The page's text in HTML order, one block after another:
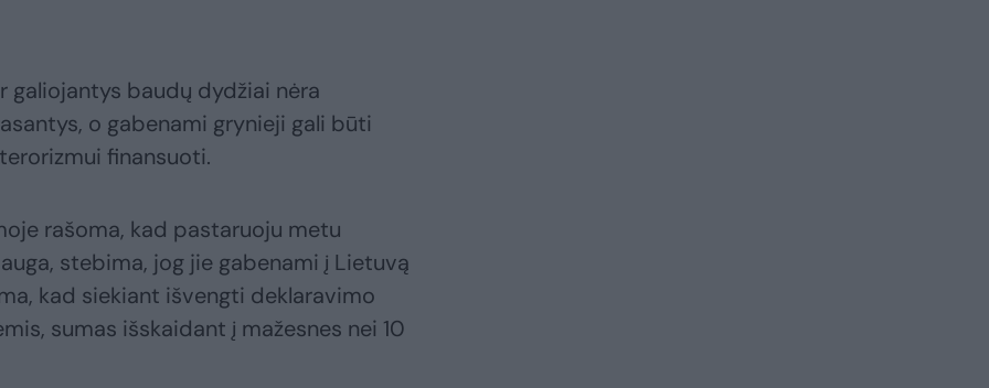
baudų dydžiai nėra
o gabenami grynieji gali būti
finansuoti.
rašoma, kad pastaruoju metu
stebima, jog jie gabenami į Lietuvą
kad siekiant išvengti deklaravimo
sumas išskaidant į mažesnes nei 10